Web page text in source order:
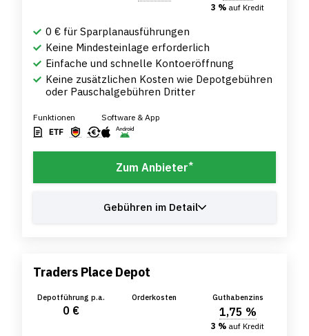
3 % auf Kredit
0 € für Sparplanausführungen
Keine Mindesteinlage erforderlich
Einfache und schnelle Kontoeröffnung
Keine zusätzlichen Kosten wie Depotgebühren
oder Pauschalgebühren Dritter
Funktionen Software & App
Zum Anbieter*
Gebühren im Detail
Traders Place Depot
Depotführung p.a.
0 €
Orderkosten Guthabenzins
1,75 %
3 % auf Kredit